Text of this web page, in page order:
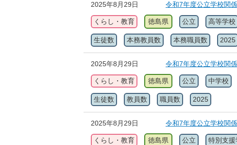
2025年8月29日 令和7年度公立学校関
くらし・教育 徳島県 公立 高等学校
生徒数 本務教員数 本務職員数 2025
2025年8月29日 令和7年度公立学校関
くらし・教育 徳島県 公立 中学校
生徒数 教員数 職員数 2025
2025年8月29日 令和7年度公立学校関
くらし・教育 徳島県 公立 特別支援